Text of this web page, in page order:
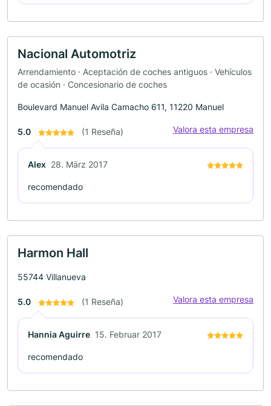
Nacional Automotriz
Arrendamiento · Aceptación de coches antiguos · Vehículos
de ocasión · Concesionario de coches
Boulevard Manuel Avila Camacho 611, 11220 Manuel
5.0 (1 Reseña) Valora esta empresa
Alex 28. März 2017
recomendado
Harmon Hall
55744 Villanueva
5.0 (1 Reseña) Valora esta empresa
Hannia Aguirre 15. Februar 2017
recomendado